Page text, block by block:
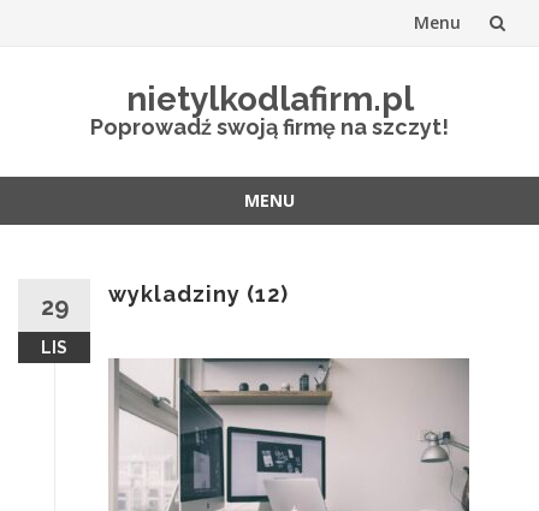
Menu
nietylkodlafirm.pl
Poprowadź swoją firmę na szczyt!
MENU
29
LIS
wykladziny (12)